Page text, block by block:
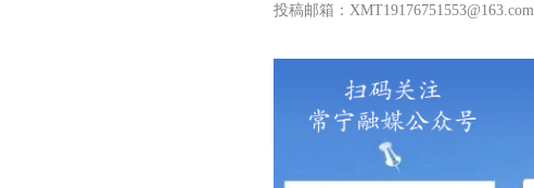
投稿邮箱：XMT19176751553@163.com